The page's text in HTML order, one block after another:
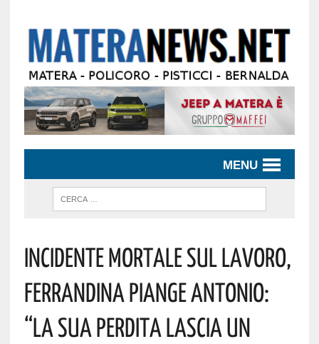
MENU
Incidente Mortale Sul Lavoro,
Ferrandina Piange Antonio:
“La Sua Perdita Lascia Un